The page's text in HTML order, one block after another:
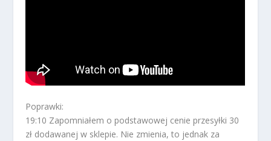
Poprawki:
19:10 Zapomniałem o podstawowej cenie przesyłki 30
zł dodawanej w sklepie. Nie zmienia, to jednak za